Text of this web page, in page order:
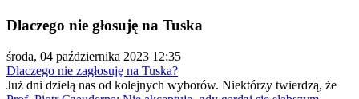
Dlaczego nie głosuję na Tuska
środa, 04 października 2023 12:35
Dlaczego nie zagłosuję na Tuska?
Już dni dzielą nas od kolejnych wyborów. Niektórzy twierdzą, że